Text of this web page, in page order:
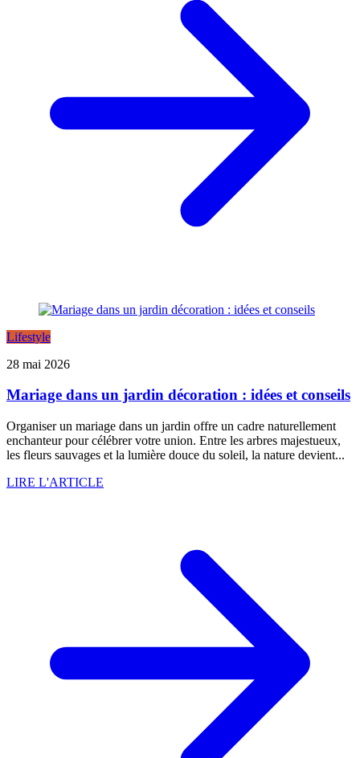
Lifestyle
28 mai 2026
Mariage dans un jardin décoration : idées et conseils
Organiser un mariage dans un jardin offre un cadre naturellement
enchanteur pour célébrer votre union. Entre les arbres majestueux,
les fleurs sauvages et la lumière douce du soleil, la nature devient...
LIRE L'ARTICLE